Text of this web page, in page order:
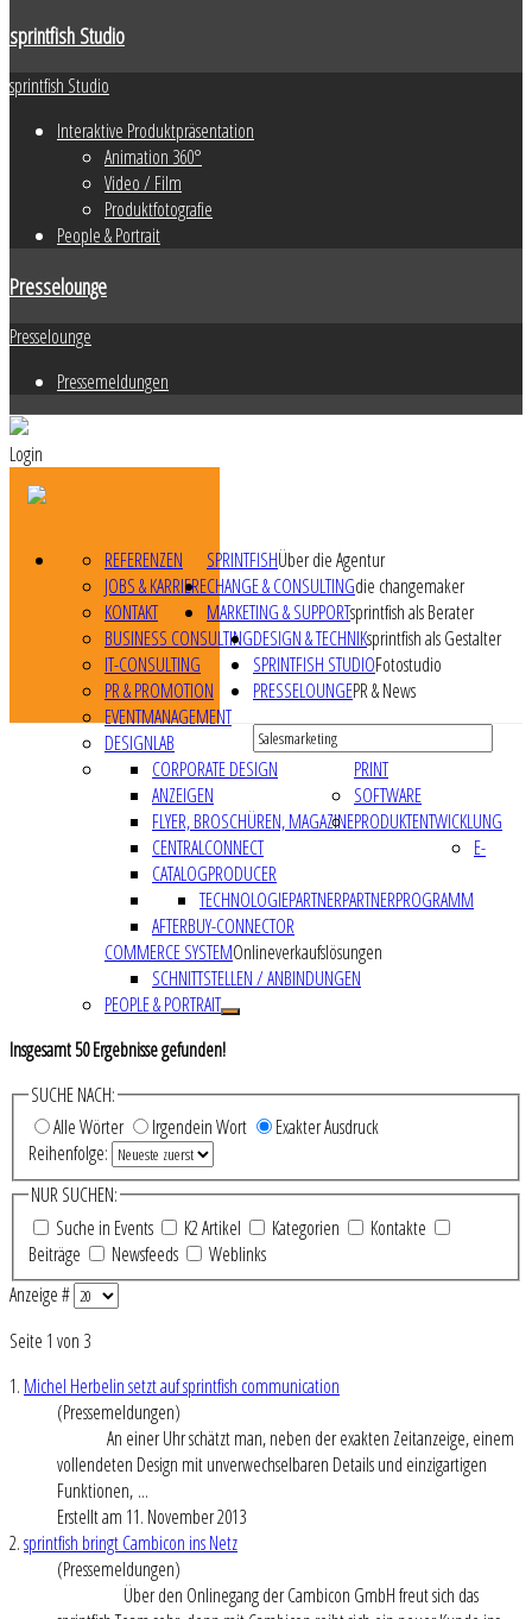
sprintfish Studio
sprintfish Studio
Interaktive Produktpräsentation
Animation 360°
Video / Film
Produktfotografie
People & Portrait
Presselounge
Presselounge
Pressemeldungen
Login
SPRINTFISHÜber die Agentur
REFERENZEN
JOBS & KARRIERE
KONTAKT
CHANGE & CONSULTINGdie changemaker
MARKETING & SUPPORTsprintfish als Berater
BUSINESS CONSULTING
IT-CONSULTING
PR & PROMOTION
EVENTMANAGEMENT
DESIGNLAB
DESIGN & TECHNIKsprintfish als Gestalter
PRINT
CORPORATE DESIGN
ANZEIGEN
FLYER, BROSCHÜREN, MAGAZINE
SOFTWARE
CENTRALCONNECT
CATALOGPRODUCER
PARTNERPROGRAMM
TECHNOLOGIEPARTNER
AFTERBUY-CONNECTOR
PRODUKTENTWICKLUNG
E-
COMMERCE SYSTEMOnlineverkaufslösungen
SCHNITTSTELLEN / ANBINDUNGEN
SPRINTFISH STUDIOFotostudio
PEOPLE & PORTRAIT
PRESSELOUNGEPR & News
Insgesamt50Ergebnisse gefunden!
SUCHE NACH:
Alle Wörter
Irgendein Wort
Exakter Ausdruck
Reihenfolge:
NUR SUCHEN:
Suche in Events
K2 Artikel Kategorien
Kontakte
Beiträge
Newsfeeds
Weblinks
Anzeige #
Seite 1 von 3
1. Michel Herbelin setzt auf sprintfish communication
(Pressemeldungen)
An einer Uhr schätzt man, neben der exakten Zeitanzeige, einem
vollendeten Design mit unverwechselbaren Details und einzigartigen
Funktionen, ...
Erstellt am 11. November 2013
2.sprintfish bringt Cambicon ins Netz
(Pressemeldungen)
Über den Onlinegang der Cambicon GmbH freut sich das